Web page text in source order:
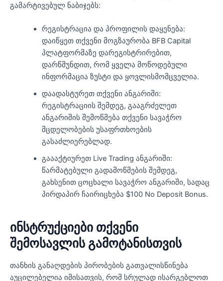
გამარტივებულ ნაბიჯებს:
რეგისტრაცია და პროფილის დაყენება:
დაიწყეთ თქვენი მოგზაურობა BFB Capital
პლატფორმაზე დარეგისტრირებით,
დარწმუნდით, რომ ყველა მოწოდებული
ინფორმაცია ზუსტი და ყოვლისმომცველია.
დაადასტურეთ თქვენი ანგარიში:
რეგისტრაციის შემდეგ, გააგრძელეთ
ანგარიშის შემოწმება თქვენი სავაჭრო
მცდელობების უსაფრთხოების
გასაძლიერებლად.
გაააქტიურეთ Live Trading ანგარიში:
წარმატებული გადამოწმების შემდეგ,
გახსენით ცოცხალი სავაჭრო ანგარიში, სადაც
პირდაპირ ჩაირიცხება $100 No Deposit Bonus.
ინსტრუქციები თქვენი
შემოსავლის გამოტანისთვის
თანხის განაღდების პირობების გათვალისწინება
აუცილებელია იმისათვის, რომ სრულად ისარგებლოთ